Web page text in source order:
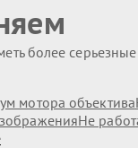
более
мотора объектива
Не